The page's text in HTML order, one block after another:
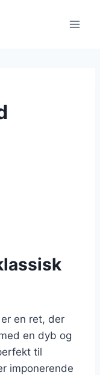
en ret, der
en dyb og
til
imponerende